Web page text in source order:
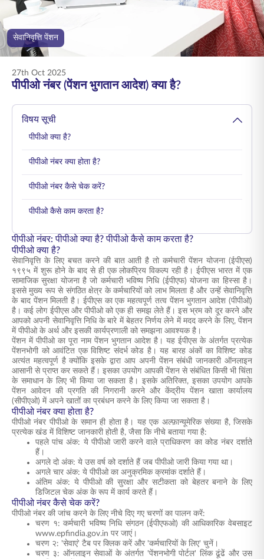
ENGLISH
ऑनलाइन खरीदें प्रीमियम भुगतान करें
सेवानिवृत्ति पेंशन
27th Oct 2025
पीपीओ नंबर (पेंशन भुगतान आदेश) क्या है?
विषय सूची
पीपीओ क्या है?
पीपीओ नंबर क्या होता है?
पीपीओ नंबर कैसे चेक करें?
पीपीओ कैसे काम करता है?
पीपीओ नंबर: पीपीओ क्या है? पीपीओ कैसे काम करता है?
पीपीओ क्या है?
सेवानिवृत्ति के लिए बचत करने की बात आती है तो कर्मचारी पेंशन योजना (ईपीएस)
१९९५ में शुरू होने के बाद से ही एक लोकप्रिय विकल्प रही है। ईपीएस भारत में एक
सामाजिक सुरक्षा योजना है जो कर्मचारी भविष्य निधि (ईपीएफ) योजना का हिस्सा है।
इससे मुख्य रूप से संगठित क्षेत्र के कर्मचारियों को लाभ मिलता है और उन्हें सेवानिवृत्ति
के बाद पेंशन मिलती है। ईपीएस का एक महत्वपूर्ण तत्व पेंशन भुगतान आदेश (पीपीओ)
है। कई लोग ईपीएस और पीपीओ को एक ही समझ लेते हैं। इस भ्रम को दूर करने और
आपको अपनी सेवानिवृत्ति निधि के बारे में बेहतर निर्णय लेने में मदद करने के लिए, पेंशन
में पीपीओ के अर्थ और इसकी कार्यप्रणाली को समझना आवश्यक है।
पेंशन में पीपीओ का पूरा नाम पेंशन भुगतान आदेश है। यह ईपीएस के अंतर्गत प्रत्येक
पेंशनभोगी को आवंटित एक विशिष्ट संदर्भ कोड है। यह बारह अंकों का विशिष्ट कोड
अत्यंत महत्वपूर्ण है क्योंकि इसके द्वारा आप अपनी पेंशन संबंधी जानकारी ऑनलाइन
आसानी से प्राप्त कर सकते हैं। इसका उपयोग आपकी पेंशन से संबंधित किसी भी चिंता
के समाधान के लिए भी किया जा सकता है। इसके अतिरिक्त, इसका उपयोग आपके
पेंशन आवेदन की प्रगति की निगरानी करने और केंद्रीय पेंशन खाता कार्यालय
(सीपीएओ) में अपने खातों का प्रबंधन करने के लिए किया जा सकता है।
पीपीओ नंबर क्या होता है?
पीपीओ नंबर पीपीओ के समान ही होता है। यह एक अल्फ़ान्यूमेरिक संख्या है, जिसके
प्रत्येक खंड में विशिष्ट जानकारी होती है, जैसा कि नीचे बताया गया है:
पहले पांच अंक: ये पीपीओ जारी करने वाले प्राधिकरण का कोड नंबर दर्शाते
हैं।
अगले दो अंक: ये उस वर्ष को दर्शाते हैं जब पीपीओ जारी किया गया था।
अगले चार अंक: ये पीपीओ का अनुक्रमिक क्रमांक दर्शाते हैं।
अंतिम अंक: ये पीपीओ की सुरक्षा और सटीकता को बेहतर बनाने के लिए
डिजिटल चेक अंक के रूप में कार्य करते हैं।
पीपीओ नंबर कैसे चेक करें?
पीपीओ नंबर की जांच करने के लिए नीचे दिए गए चरणों का पालन करें:
चरण १: कर्मचारी भविष्य निधि संगठन (ईपीएफओ) की आधिकारिक वेबसाइट
www.epfindia.gov.in पर जाएं।
चरण २: 'सेवाएं' टैब पर क्लिक करें और 'कर्मचारियों के लिए' चुनें।
चरण ३: ऑनलाइन सेवाओं के अंतर्गत 'पेंशनभोगी पोर्टल' लिंक ढूंढें और उस